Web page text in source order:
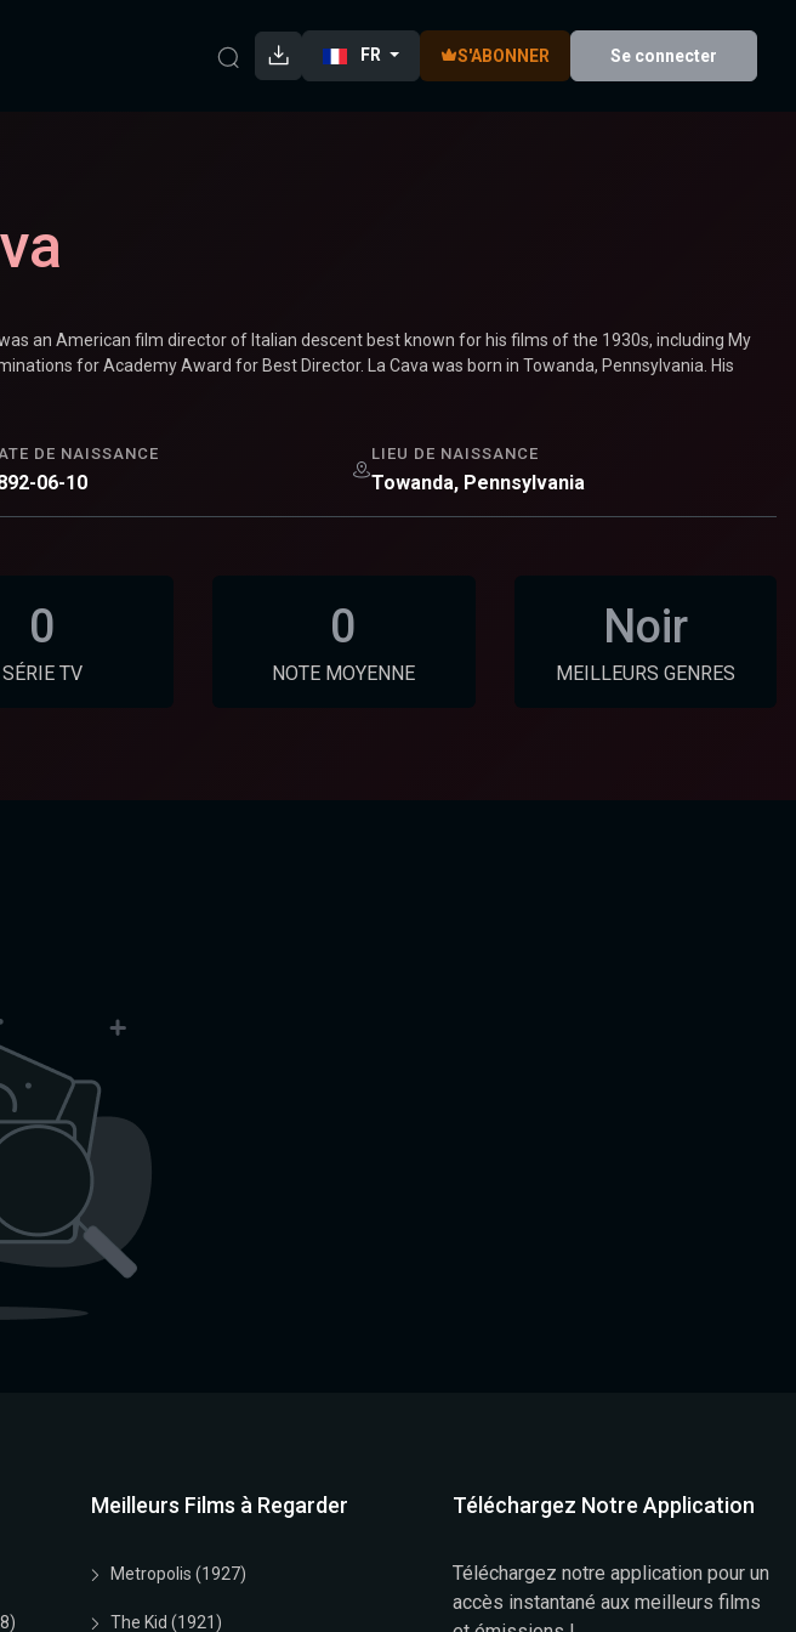
FR S'ABONNER Se connecter
an American film director of Italian descent best known for his films of the 1930s, including My
for Academy Award for Best Director. La Cava was born in Towanda, Pennsylvania. His
DE NAISSANCE
06-10
LIEU DE NAISSANCE
Towanda, Pennsylvania
0
SÉRIE TV
0
NOTE MOYENNE
Noir
MEILLEURS GENRES
Meilleurs Films à Regarder
Metropolis (1927)
The Kid (1921)
Téléchargez Notre Application
Téléchargez notre application pour un
accès instantané aux meilleurs films